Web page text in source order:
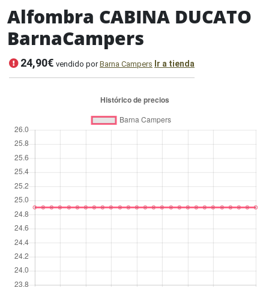
Alfombra CABINA DUCATO
BarnaCampers
24,90€ vendido porBarna Campers Ir a tienda